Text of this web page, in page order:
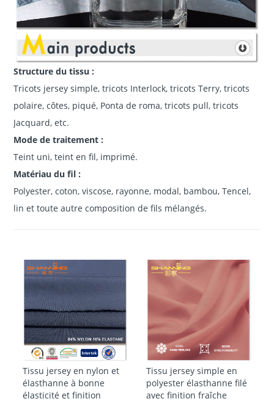
Structure du tissu :
Tricots jersey simple, tricots Interlock, tricots Terry, tricots
polaire, côtes, piqué, Ponta de roma, tricots pull, tricots
Jacquard, etc.
Mode de traitement :
Teint uni, teint en fil, imprimé.
Matériau du fil :
Polyester, coton, viscose, rayonne, modal, bambou, Tencel,
lin et toute autre composition de fils mélangés.
Tissu jersey en nylon et
élasthanne à bonne
élasticité et finition
Tissu jersey simple en
polyester élasthanne filé
avec finition fraîche